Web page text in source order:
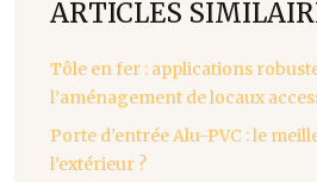
ARTICLES
Tôle en fer : applications
l’aménagement de locaux
Porte d’entrée Alu-PVC : le
l’extérieur ?